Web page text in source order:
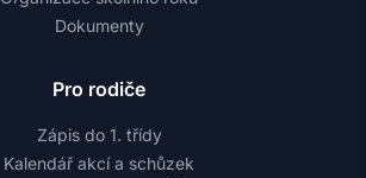
Dokumenty
Pro rodiče
Zápis do 1. třídy
Kalendář akcí a schůzek